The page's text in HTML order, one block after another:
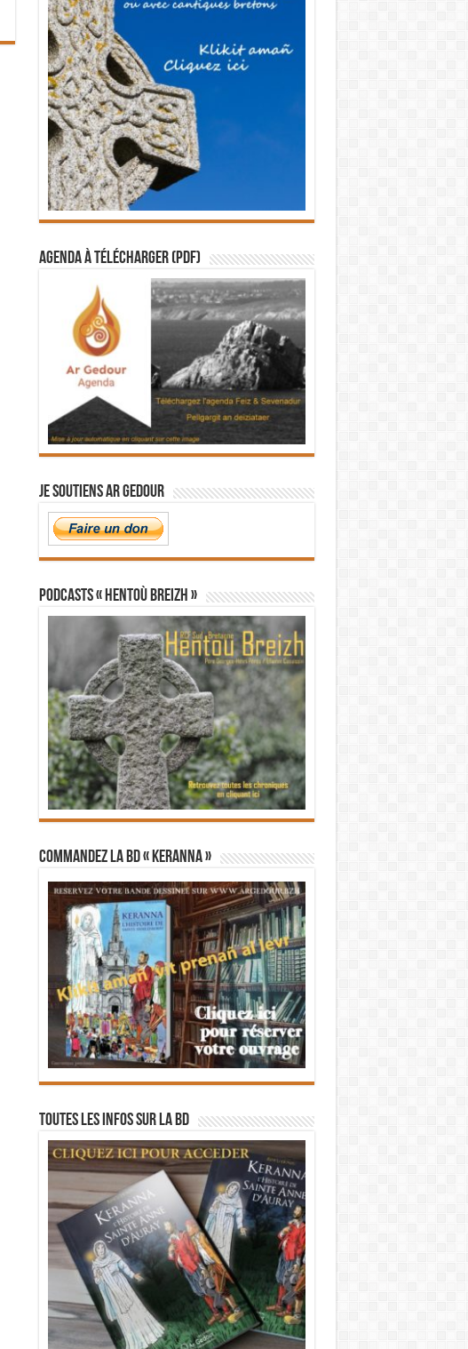
Agenda à télécharger (PDF)
Je soutiens Ar Gedour
PODCASTS « Hentoù Breizh »
Commandez la BD « Keranna »
Toutes les infos sur la BD